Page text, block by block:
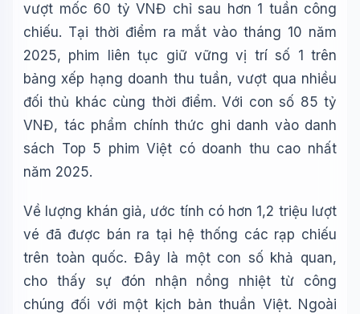
vượt mốc 60 tỷ VNĐ chỉ sau hơn 1 tuần công
chiếu. Tại thời điểm ra mắt vào tháng 10 năm
2025, phim liên tục giữ vững vị trí số 1 trên
bảng xếp hạng doanh thu tuần, vượt qua nhiều
đối thủ khác cùng thời điểm. Với con số 85 tỷ
VNĐ, tác phẩm chính thức ghi danh vào danh
sách Top 5 phim Việt có doanh thu cao nhất
năm 2025.
Về lượng khán giả, ước tính có hơn 1,2 triệu lượt
vé đã được bán ra tại hệ thống các rạp chiếu
trên toàn quốc. Đây là một con số khả quan,
cho thấy sự đón nhận nồng nhiệt từ công
chúng đối với một kịch bản thuần Việt. Ngoài